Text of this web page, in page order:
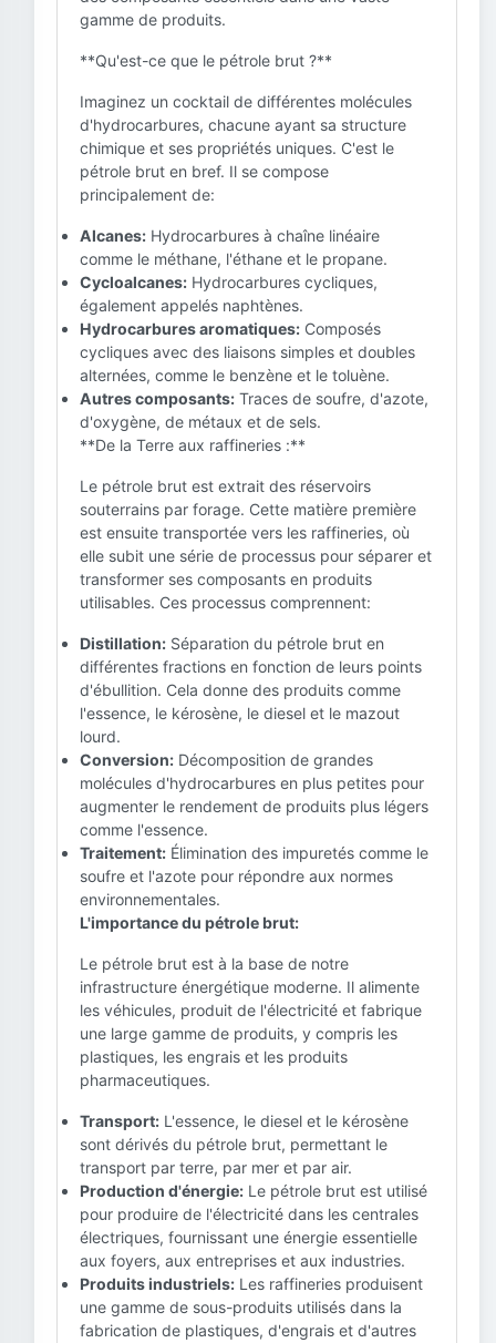
gamme de produits.
**Qu'est-ce que le pétrole brut ?**
Imaginez un cocktail de différentes molécules
d'hydrocarbures, chacune ayant sa structure
chimique et ses propriétés uniques. C'est le
pétrole brut en bref. Il se compose
principalement de:
Alcanes: Hydrocarbures à chaîne linéaire
comme le méthane, l'éthane et le propane.
Cycloalcanes: Hydrocarbures cycliques,
également appelés naphtènes.
Hydrocarbures aromatiques: Composés
cycliques avec des liaisons simples et doubles
alternées, comme le benzène et le toluène.
Autres composants: Traces de soufre, d'azote,
d'oxygène, de métaux et de sels.
**De la Terre aux raffineries :**
Le pétrole brut est extrait des réservoirs
souterrains par forage. Cette matière première
est ensuite transportée vers les raffineries, où
elle subit une série de processus pour séparer et
transformer ses composants en produits
utilisables. Ces processus comprennent:
Distillation: Séparation du pétrole brut en
différentes fractions en fonction de leurs points
d'ébullition. Cela donne des produits comme
l'essence, le kérosène, le diesel et le mazout
lourd.
Conversion: Décomposition de grandes
molécules d'hydrocarbures en plus petites pour
augmenter le rendement de produits plus légers
comme l'essence.
Traitement: Élimination des impuretés comme le
soufre et l'azote pour répondre aux normes
environnementales.
L'importance du pétrole brut:
Le pétrole brut est à la base de notre
infrastructure énergétique moderne. Il alimente
les véhicules, produit de l'électricité et fabrique
une large gamme de produits, y compris les
plastiques, les engrais et les produits
pharmaceutiques.
Transport: L'essence, le diesel et le kérosène
sont dérivés du pétrole brut, permettant le
transport par terre, par mer et par air.
Production d'énergie: Le pétrole brut est utilisé
pour produire de l'électricité dans les centrales
électriques, fournissant une énergie essentielle
aux foyers, aux entreprises et aux industries.
Produits industriels: Les raffineries produisent
une gamme de sous-produits utilisés dans la
fabrication de plastiques, d'engrais et d'autres